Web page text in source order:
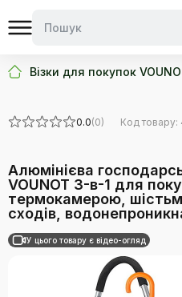
Візки для покупок
0.0(0) Код товару:
Алюмінієва
VOUNOT 3-в-1 для
термокамерою,
сходів,
У цього товару є відео-огляд